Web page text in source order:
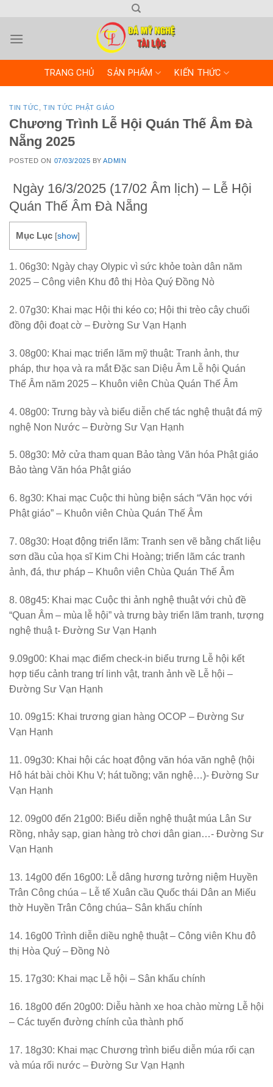
content
TRANG CHỦ SẢN PHẨM KIẾN THỨC
TIN TỨC ,TIN TỨC PHẬT GIÁO
Chương Trình Lễ Hội Quán Thế Âm Đà
Nẵng 2025
POSTED ON 07/03/2025 BYADMIN
Ngày 16/3/2025 (17/02 Âm lịch) – Lễ Hội
Quán Thế Âm Đà Nẵng
Mục Lục [show]
1. 06g30: Ngày chạy Olypic vì sức khỏe toàn dân năm
2025 – Công viên Khu đô thị Hòa Quý Đồng Nò
2. 07g30: Khai mạc Hội thi kéo co; Hội thi trèo cây chuối
đồng đội đoạt cờ – Đường Sư Vạn Hạnh
3. 08g00: Khai mạc triển lãm mỹ thuật: Tranh ảnh, thư
pháp, thư họa và ra mắt Đặc san Diệu Âm Lễ hội Quán
Thế Âm năm 2025 – Khuôn viên Chùa Quán Thế Âm
4. 08g00: Trưng bày và biểu diễn chế tác nghệ thuật đá mỹ
nghệ Non Nước – Đường Sư Vạn Hạnh
5. 08g30: Mở cửa tham quan Bảo tàng Văn hóa Phật giáo
Bảo tàng Văn hóa Phật giáo
6. 8g30: Khai mạc Cuộc thi hùng biện sách “Văn học với
Phật giáo” – Khuôn viên Chùa Quán Thế Âm
7. 08g30: Hoạt động triển lãm: Tranh sen vẽ bằng chất liệu
sơn dầu của họa sĩ Kim Chi Hoàng; triển lãm các tranh
ảnh, đá, thư pháp – Khuôn viên Chùa Quán Thế Âm
8. 08g45: Khai mạc Cuộc thi ảnh nghệ thuật với chủ đề
“Quan Âm – mùa lễ hội” và trưng bày triển lãm tranh, tượng
nghệ thuậ t- Đường Sư Vạn Hạnh
9.09g00: Khai mạc điểm check-in biểu trưng Lễ hội kết
hợp tiểu cảnh trang trí linh vật, tranh ảnh về Lễ hội –
Đường Sư Vạn Hạnh
10. 09g15: Khai trương gian hàng OCOP – Đường Sư
Vạn Hạnh
11. 09g30: Khai hội các hoạt động văn hóa văn nghệ (hội
Hô hát bài chòi Khu V; hát tuồng; văn nghệ…)- Đường Sư
Vạn Hạnh
12. 09g00 đến 21g00: Biểu diễn nghệ thuật múa Lân Sư
Rồng, nhảy sạp, gian hàng trò chơi dân gian…- Đường Sư
Vạn Hạnh
13. 14g00 đến 16g00: Lễ dâng hương tưởng niệm Huyền
Trân Công chúa – Lễ tế Xuân cầu Quốc thái Dân an Miếu
thờ Huyền Trân Công chúa– Sân khấu chính
14. 16g00 Trình diễn diều nghệ thuật – Công viên Khu đô
thị Hòa Quý – Đồng Nò
15. 17g30: Khai mạc Lễ hội – Sân khấu chính
16. 18g00 đến 20g00: Diễu hành xe hoa chào mừng Lễ hội
– Các tuyến đường chính của thành phố
17. 18g30: Khai mạc Chương trình biểu diễn múa rối cạn
và múa rối nước – Đường Sư Vạn Hạnh